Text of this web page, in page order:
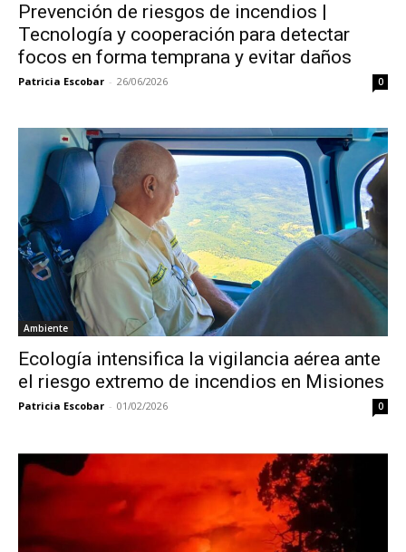
Prevención de riesgos de incendios |
Tecnología y cooperación para detectar
focos en forma temprana y evitar daños
Patricia Escobar - 26/06/2026 0
Ambiente
Ecología intensifica la vigilancia aérea ante
el riesgo extremo de incendios en Misiones
Patricia Escobar - 01/02/2026 0